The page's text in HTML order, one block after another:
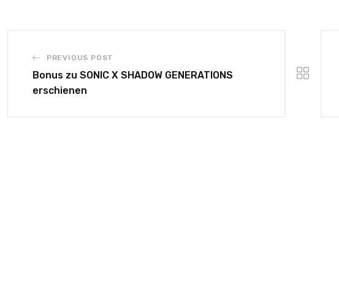
PREVIOUS POST
Bonus zu SONIC X SHADOW GENERATIONS
erschienen